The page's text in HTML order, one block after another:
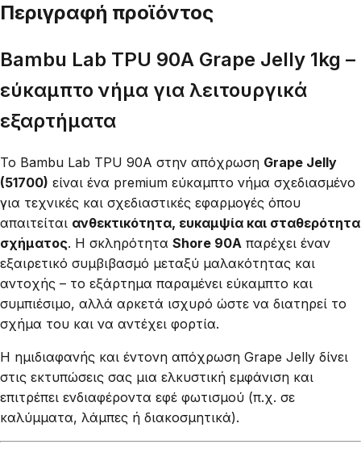
Περιγραφή προϊόντος
Bambu Lab TPU 90A Grape Jelly 1kg –
εύκαμπτο νήμα για λειτουργικά
εξαρτήματα
Το Bambu Lab TPU 90A στην απόχρωση Grape Jelly
(51700) είναι ένα premium εύκαμπτο νήμα σχεδιασμένο
για τεχνικές και σχεδιαστικές εφαρμογές όπου
απαιτείται ανθεκτικότητα, ευκαμψία και σταθερότητα
σχήματος. Η σκληρότητα Shore 90A παρέχει έναν
εξαιρετικό συμβιβασμό μεταξύ μαλακότητας και
αντοχής – το εξάρτημα παραμένει εύκαμπτο και
συμπιέσιμο, αλλά αρκετά ισχυρό ώστε να διατηρεί το
σχήμα του και να αντέχει φορτία.
Η ημιδιαφανής και έντονη απόχρωση Grape Jelly δίνει
στις εκτυπώσεις σας μια ελκυστική εμφάνιση και
επιτρέπει ενδιαφέροντα εφέ φωτισμού (π.χ. σε
καλύμματα, λάμπες ή διακοσμητικά).